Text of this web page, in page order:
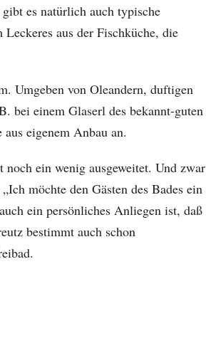
es natürlich auch typische
aus der Fischküche, die
Umgeben von Oleandern, duftigen
bei einem Glaserl des bekannt-guten
eigenem Anbau an.
noch ein wenig ausgeweitet. Und zwar
möchte den Gästen des Bades ein
ein persönliches Anliegen ist, daß
bestimmt auch schon